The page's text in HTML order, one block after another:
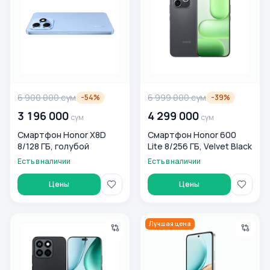
6 900 000сум -54%
3 196 000 сум
Смартфон Honor X8D
8/128 ГБ, голубой
Есть в наличии
Цены
6 999 000сум -39%
4 299 000 сум
Смартфон Honor 600
Lite 8/256 ГБ, Velvet Black
Есть в наличии
Цены
Смартфон Honor X8c 6/128 Midnight BlackСмартфон Honor X7D 6/128
Лучшая цена